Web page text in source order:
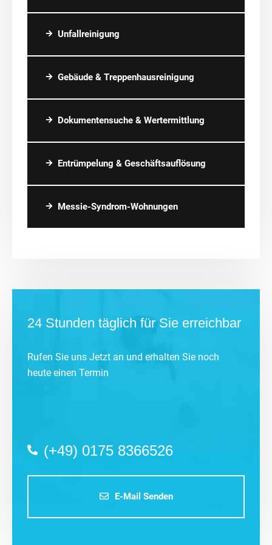
Unfallreinigung
Gebäude & Treppenhausreinigung
Dokumentensuche & Wertermittlung
Entrümpelung & Geschäftsauflösung
Messie-Syndrom-Wohnungen
24 Stunden täglich für Sie erreichbar
Rufen Sie uns Jetzt an und erhalten Sie noch
heute einen Termin
(+49) 0175 8366526
E-Mail Senden